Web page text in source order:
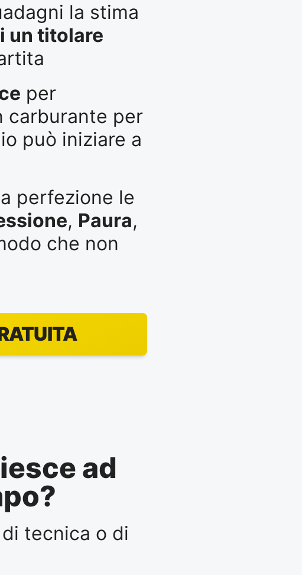
la stima
un titolare
per
carburante per
può iniziare a
perfezione le
, Paura,
che non
ad
tecnica o di